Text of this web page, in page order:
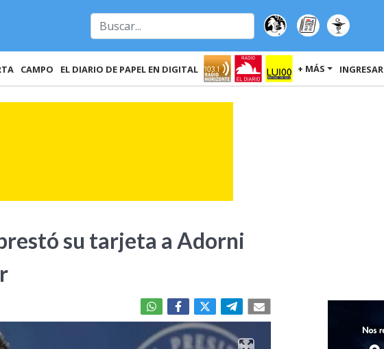
CAMPO EL DIARIO DE PAPEL EN DIGITAL + MÁS INGRESAR
su tarjeta a Adorni